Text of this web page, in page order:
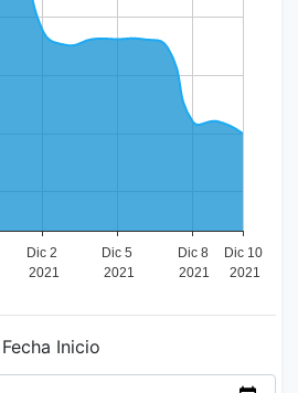
Fecha Inicio